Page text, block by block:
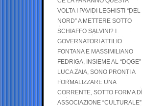
VOLTA I PAVIDI LEGHISTI “DEL
NORD” A METTERE SOTTO
SCHIAFFO SALVINI? I
GOVERNATORI ATTILIO
FONTANA E MASSIMILIANO
FEDRIGA, INSIEME AL “DOGE”
LUCA ZAIA, SONO PRONTI A
FORMALIZZARE UNA
CORRENTE, SOTTO FORMA DI
ASSOCIAZIONE “CULTURALE”